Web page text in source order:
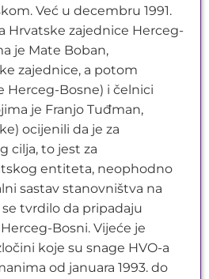
Već u decembru 1991.
Hrvatske zajednice Herceg-
je Mate Boban,
zajednice, a potom
Herceg-Bosne) i čelnici
je Franjo Tuđman,
ocijenili da je za
cilja, to jest za
entiteta, neophodno
sastav stanovništva na
tvrdilo da pripadaju
Bosni. Vijeće je
koje su snage HVO-a
od januara 1993. do